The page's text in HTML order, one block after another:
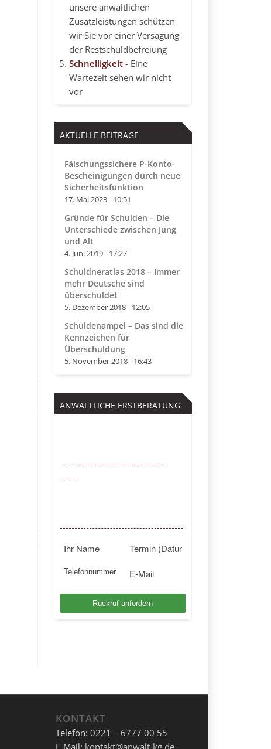
unsere anwaltlichen
Zusatzleistungen schützen
wir Sie vor einer Versagung
der Restschuldbefreiung
Schnelligkeit- Eine
Wartezeit sehen wir nicht
vor
AKTUELLE BEITRÄGE
Fälschungssichere P-Konto-
Bescheinigungen durch neue
Sicherheitsfunktion
17. Mai 2023 - 10:51
Gründe für Schulden – Die
Unterschiede zwischen Jung
und Alt
4. Juni 2019 - 17:27
Schuldneratlas 2018 – Immer
mehr Deutsche sind
überschuldet
5. Dezember 2018 - 12:05
Schuldenampel – Das sind die
Kennzeichen für
Überschuldung
5. November 2018 - 16:43
ANWALTLICHE ERSTBERATUNG
55
KONTAKT
Telefon: 0221 – 6777 00 55
E-Mail: kontakt@anwalt-kg.de